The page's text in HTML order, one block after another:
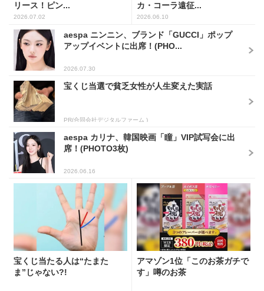
リース！ピン...
2026.07.02
カ・コーラ遠征...
2026.06.10
aespa ニンニン、ブランド「GUCCI」ポップ
アップイベントに出席！(PHO...
2026.07.30
宝くじ当選で貧乏女性が人生変えた実話
PR(合同会社デジタルファーム )
aespa カリナ、韓国映画「瞳」VIP試写会に出
席！(PHOTO3枚)
2026.06.16
宝くじ当たる人は“たまた
ま”じゃない?!
アマゾン1位「このお茶ガチで
す」噂のお茶